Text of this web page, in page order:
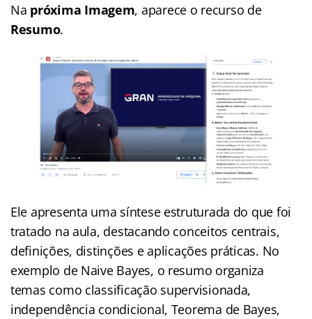
Na próxima Imagem, aparece o recurso de
Resumo.
Ele apresenta uma síntese estruturada do que foi
tratado na aula, destacando conceitos centrais,
definições, distinções e aplicações práticas. No
exemplo de Naive Bayes, o resumo organiza
temas como classificação supervisionada,
independência condicional, Teorema de Bayes,